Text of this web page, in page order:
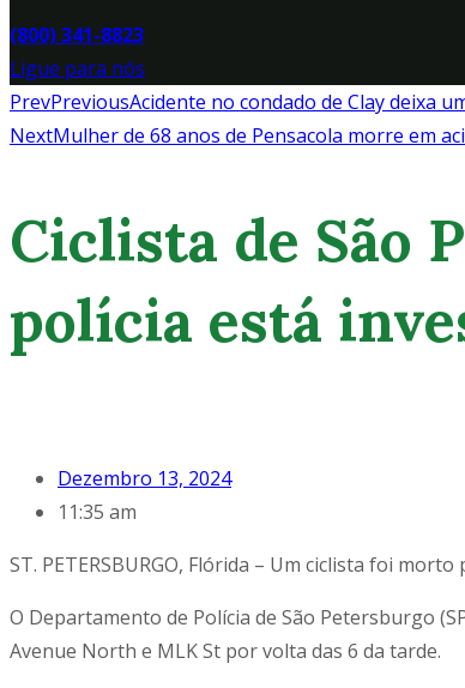
(800) 341-8823
Ligue para nós
PrevPreviousAcidente no condado de Clay deixa
NextMulher de 68 anos de Pensacola morre em
Ciclista de São
polícia está
Dezembro 13, 2024
11:35 am
ST. PETERSBURGO, Flórida – Um ciclista foi
O Departamento de Polícia de São Petersburgo
Avenue North e MLK St por volta das 6 da tarde.